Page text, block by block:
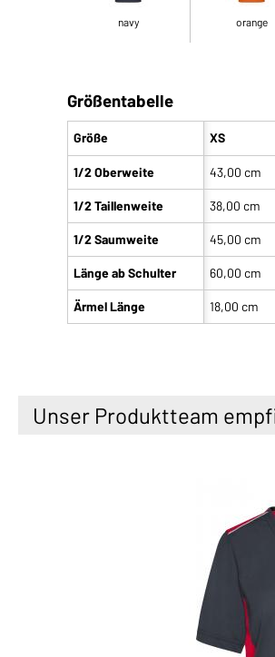
navy orange
Größentabelle
Größe
1/2 Oberweite
1/2 Taillenweite
1/2 Saumweite
Länge ab Schulter
Ärmel Länge
XS
43,00 cm
38,00 cm
45,00 cm
60,00 cm
18,00 cm
Unser Produktteam